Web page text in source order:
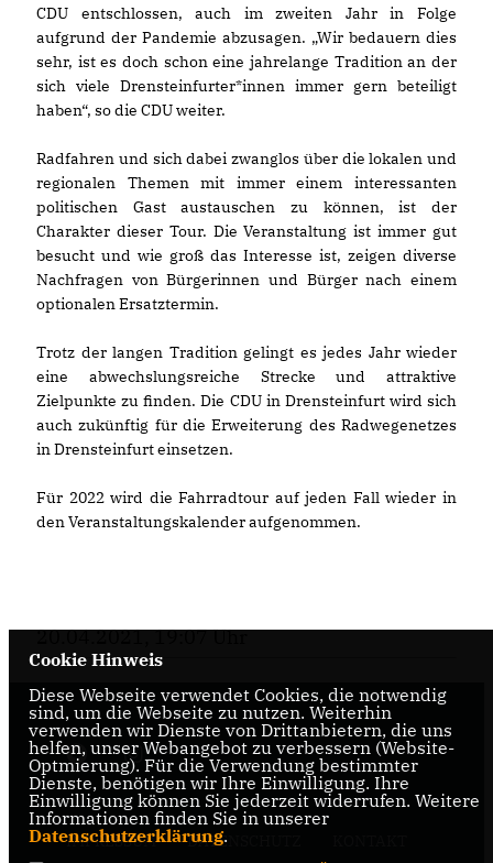
CDU entschlossen, auch im zweiten Jahr in Folge
aufgrund der Pandemie abzusagen. „Wir bedauern dies
sehr, ist es doch schon eine jahrelange Tradition an der
sich viele Drensteinfurter*innen immer gern beteiligt
haben“, so die CDU weiter.
Radfahren und sich dabei zwanglos über die lokalen und
regionalen Themen mit immer einem interessanten
politischen Gast austauschen zu können, ist der
Charakter dieser Tour. Die Veranstaltung ist immer gut
besucht und wie groß das Interesse ist, zeigen diverse
Nachfragen von Bürgerinnen und Bürger nach einem
optionalen Ersatztermin.
Trotz der langen Tradition gelingt es jedes Jahr wieder
eine abwechslungsreiche Strecke und attraktive
Zielpunkte zu finden. Die CDU in Drensteinfurt wird sich
auch zukünftig für die Erweiterung des Radwegenetzes
in Drensteinfurt einsetzen.
Für 2022 wird die Fahrradtour auf jeden Fall wieder in
den Veranstaltungskalender aufgenommen.
20.04.2021, 19:07 Uhr
IMPRESSUM DATENSCHUTZ
Cookie Hinweis
Diese Webseite verwendet Cookies, die notwendig
sind, um die Webseite zu nutzen. Weiterhin
verwenden wir Dienste von Drittanbietern, die uns
helfen, unser Webangebot zu verbessern (Website-
Optmierung). Für die Verwendung bestimmter
Dienste, benötigen wir Ihre Einwilligung. Ihre
Einwilligung können Sie jederzeit widerrufen. Weitere
Informationen finden Sie in unserer
Datenschutzerklärung.